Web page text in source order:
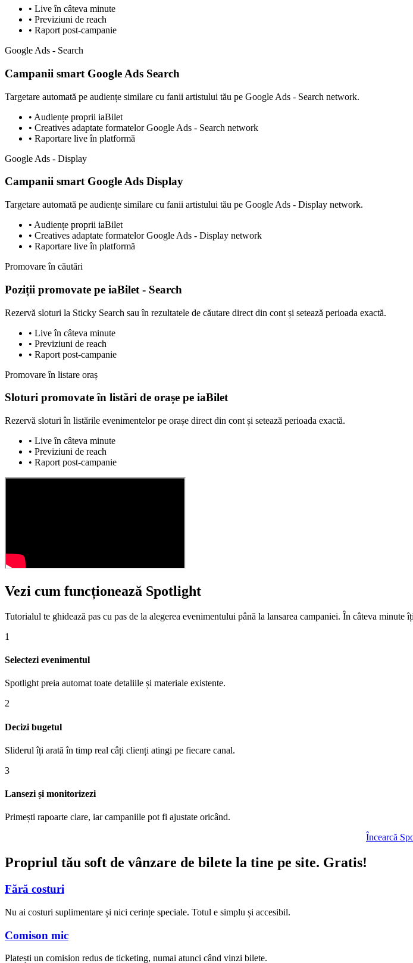
• Live în câteva minute
• Previziuni de reach
• Raport post-campanie
Google Ads - Search
Campanii smart Google Ads Search
Targetare automată pe audiențe similare cu fanii artistului tău pe Google Ads - Search network.
• Audiențe proprii iaBilet
• Creatives adaptate formatelor Google Ads - Search network
• Raportare live în platformă
Google Ads - Display
Campanii smart Google Ads Display
Targetare automată pe audiențe similare cu fanii artistului tău pe Google Ads - Display network.
• Audiențe proprii iaBilet
• Creatives adaptate formatelor Google Ads - Display network
• Raportare live în platformă
Promovare în căutări
Poziții promovate pe iaBilet - Search
Rezervă sloturi la Sticky Search sau în rezultatele de căutare direct din cont și setează perioada exactă.
• Live în câteva minute
• Previziuni de reach
• Raport post-campanie
Promovare în listare oraș
Sloturi promovate în listări de orașe pe iaBilet
Rezervă sloturi în listările evenimentelor pe orașe direct din cont și setează perioada exactă.
• Live în câteva minute
• Previziuni de reach
• Raport post-campanie
Vezi cum funcționează Spotlight
Tutorialul te ghidează pas cu pas de la alegerea evenimentului până la lansarea campaniei. În câteva
1
Selectezi evenimentul
Spotlight preia automat toate detaliile și materiale existente.
2
Decizi bugetul
Sliderul îți arată în timp real câți clienți atingi pe fiecare canal.
3
Lansezi și monitorizezi
Primești rapoarte clare, iar campaniile pot fi ajustate oricând.
Încearcă
Propriul tău soft de vânzare de bilete la tine pe site. Gratis!
Fără costuri
Nu ai costuri suplimentare și nici cerințe speciale. Totul e simplu și accesibil.
Comison mic
Platești un comision redus de ticketing, numai atunci când vinzi bilete.